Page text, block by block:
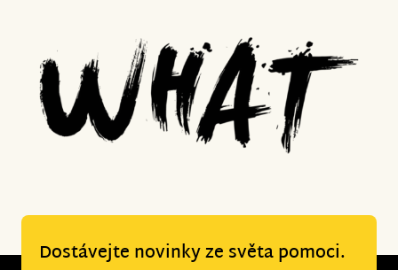
Dostávejte novinky ze světa pomoci.